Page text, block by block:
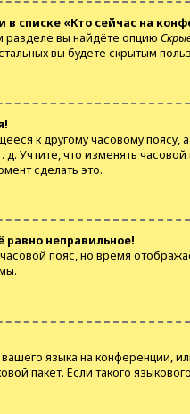
списке «Кто сейчас на
разделе вы найдёте опцию
вы будете скрытым
к другому часовому поясу,
Учтите, что изменять
сделать это.
равно неправильное!
пояс, но время
языка на конференции,
пакет. Если такого